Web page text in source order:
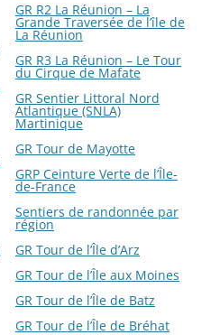
GR R2 La Réunion – La
Grande Traversée de l’île de
La Réunion
GR R3 La Réunion – Le Tour
du Cirque de Mafate
GR Sentier Littoral Nord
Atlantique (SNLA)
Martinique
GR Tour de Mayotte
GRP Ceinture Verte de l’Île-
de-France
Sentiers de randonnée par
région
GR Tour de l’Île d’Arz
GR Tour de l’Île aux Moines
GR Tour de l’Île de Batz
GR Tour de l’Île de Bréhat